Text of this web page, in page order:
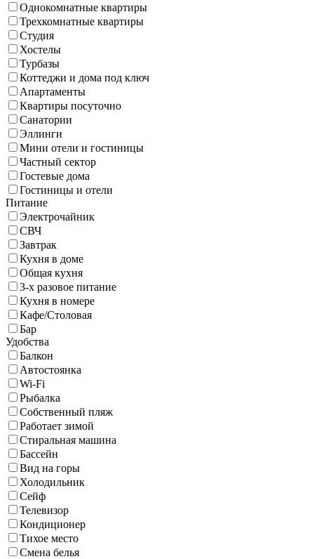
Однокомнатные квартиры
Трехкомнатные квартиры
Студия
Хостелы
Турбазы
Коттеджи и дома под ключ
Апартаменты
Квартиры посуточно
Санатории
Эллинги
Мини отели и гостиницы
Частный сектор
Гостевые дома
Гостиницы и отели
Питание
Электрочайник
СВЧ
Завтрак
Кухня в доме
Общая кухня
3-х разовое питание
Кухня в номере
Кафе/Столовая
Бар
Удобства
Балкон
Автостоянка
Wi-Fi
Рыбалка
Собственный пляж
Работает зимой
Стиральная машина
Бассейн
Вид на горы
Холодильник
Сейф
Телевизор
Кондиционер
Тихое место
Смена белья